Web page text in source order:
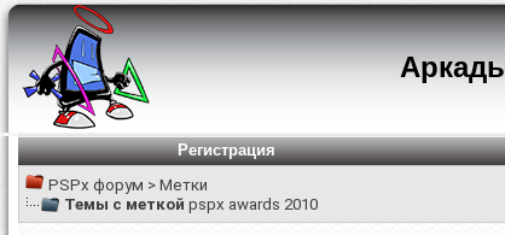
Регистрация
PSPx форум > Метки
Темы с меткой pspx awards 2010